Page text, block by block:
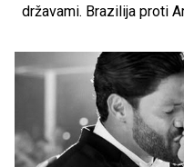
državami. Brazilija proti
med državami, temveč